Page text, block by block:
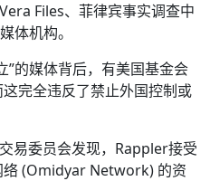
Files、菲律宾事实调查中
体机构。
”的媒体背后，有美国基金会
完全违反了禁止外国控制或
易委员会发现，Rappler接受
络 (Omidyar Network) 的资